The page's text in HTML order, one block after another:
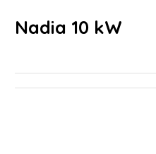
Nadia 10 kW